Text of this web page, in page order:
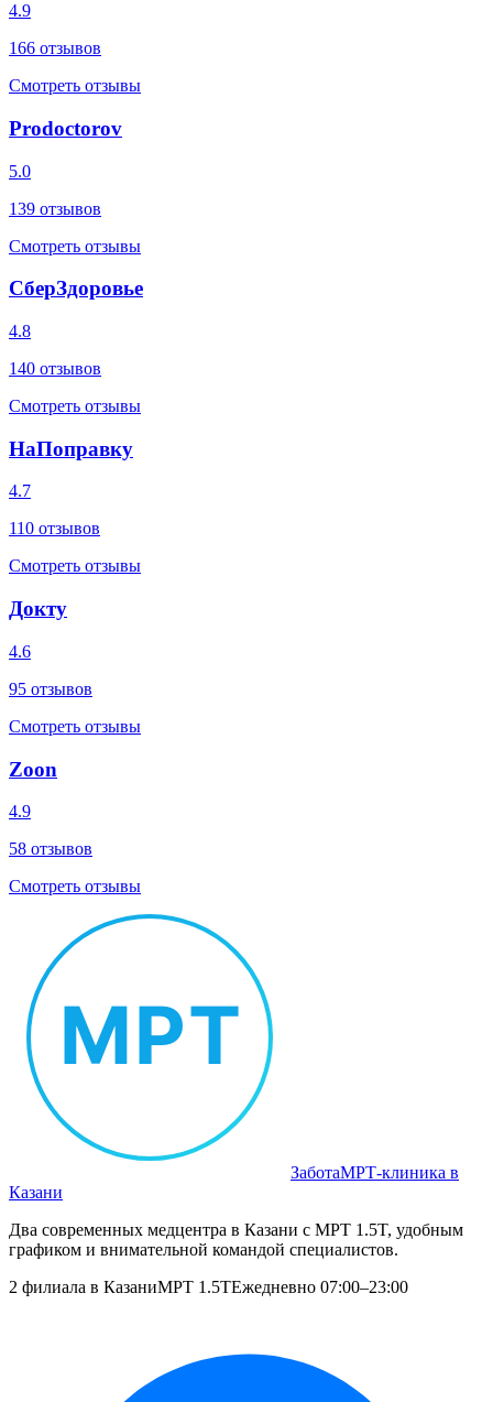
4.9
166 отзывов
Смотреть отзывы
Prodoctorov
5.0
139 отзывов
Смотреть отзывы
СберЗдоровье
4.8
140 отзывов
Смотреть отзывы
НаПоправку
4.7
110 отзывов
Смотреть отзывы
Докту
4.6
95 отзывов
Смотреть отзывы
Zoon
4.9
58 отзывов
Смотреть отзывы
ЗаботаМРТ‑клиника в
Казани
Два современных медцентра в Казани с МРТ 1.5T, удобным
графиком и внимательной командой специалистов.
2 филиала в КазаниМРТ 1.5TЕжедневно 07:00–23:00